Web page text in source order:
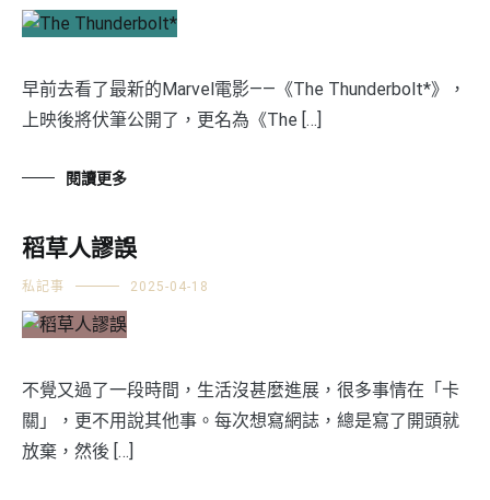
早前去看了最新的Marvel電影——《The Thunderbolt*》，
上映後將伏筆公開了，更名為《The […]
閱讀更多
稻草人謬誤
私記事 2025-04-18
不覺又過了一段時間，生活沒甚麼進展，很多事情在「卡
關」，更不用說其他事。每次想寫網誌，總是寫了開頭就
放棄，然後 […]